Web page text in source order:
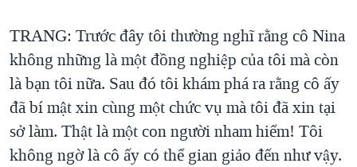
TRANG: Trước đây tôi thường nghĩ rằng cô Nina
không những là một đồng nghiệp của tôi mà còn
là bạn tôi nữa. Sau đó tôi khám phá ra rằng cô ấy
đã bí mật xin cùng một chức vụ mà tôi đã xin tại
sở làm. Thật là một con người nham hiểm! Tôi
không ngờ là cô ấy có thể gian giảo đến như vậy.